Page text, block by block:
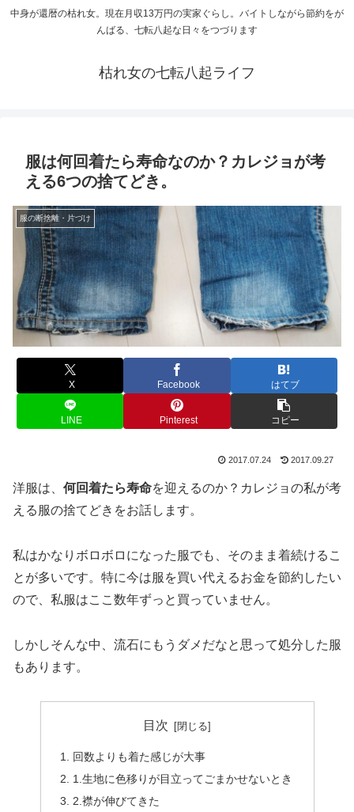
中身が還暦の枯れ女。現在月収13万円の実家ぐらし。バイトしながら節約をが
んばる、七転八起な日々をつづります
枯れ女の七転八起ライフ
服は何回着たら寿命なのか？カレジョが考
える6つの捨てどき。
服の断捨離・片づけ
X Facebook はてブ
LINE Pinterest コピー
2017.07.24 2017.09.27
洋服は、 何回着たら寿命を迎えるのか？カレジョの私が考
える服の捨てどきをお話します。
私はかなりボロボロになった服でも、そのまま着続けるこ
とが多いです。特に今は服を買い代えるお金を節約したい
ので、私服はここ数年ずっと買っていません。
しかしそんな中、流石にもうダメだなと思って処分した服
もあります。
目次
回数よりも着た感じが大事
1.生地に色移りが目立ってごまかせないとき
2.襟が伸びてきた